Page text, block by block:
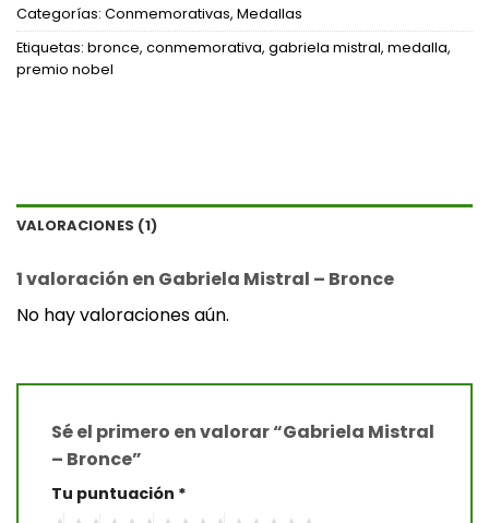
Categorías: Conmemorativas, Medallas
Etiquetas: bronce, conmemorativa, gabriela mistral, medalla,
premio nobel
VALORACIONES (1)
1 valoración en Gabriela Mistral – Bronce
No hay valoraciones aún.
Sé el primero en valorar “Gabriela Mistral
– Bronce”
Tu puntuación *